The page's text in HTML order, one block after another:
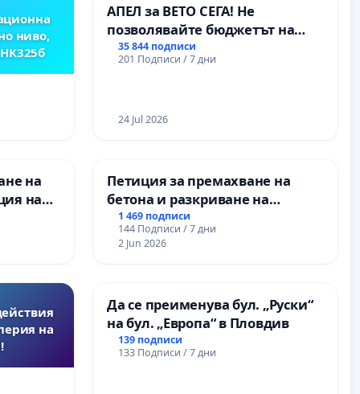
ниво,
АПЕЛ за ВЕТО СЕГА! Не
позволявайте бюджетът на
Радев да открадне парите и
правата ни в тъмното
35 844 подписи
201 Подписи / 7 дни
24 Jul 2026
на
на
на
Петиция за премахване на
бетона и разкриване на
античното сърце на
Могиланската могила във
Враца
1 469 подписи
144 Подписи / 7 дни
2 Jun 2026
на
Да се преименува бул. „Руски“
на бул. „Европа“ в Пловдив
139 подписи
133 Подписи / 7 дни